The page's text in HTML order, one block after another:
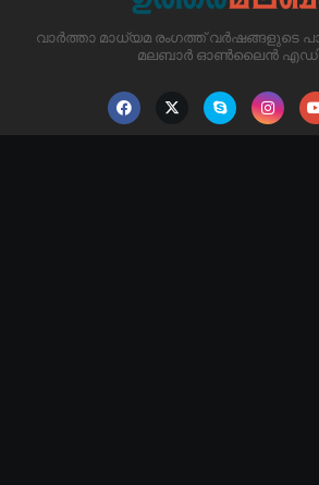
വാർത്താ മാധ്യമ രംഗത്ത് വർഷങ്ങളുടെ
മലബാർ ഓൺലൈൻ